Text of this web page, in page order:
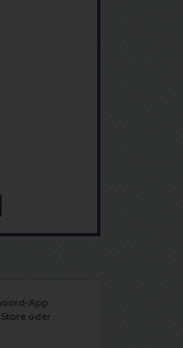
App
oder